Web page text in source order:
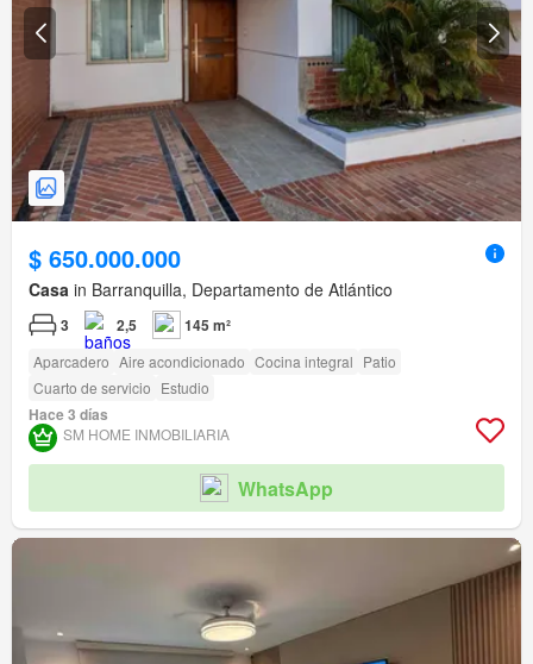
$ 650.000.000
Casa in Barranquilla, Departamento de Atlántico
3 2,5 145 m²
Aparcadero Aire acondicionado Cocina integral Patio
Cuarto de servicio Estudio
Hace 3 días
SM HOME INMOBILIARIA
WhatsApp